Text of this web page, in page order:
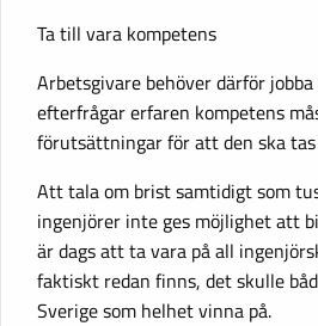
Ta till vara kompetens
Arbetsgivare behöver därför
efterfrågar erfaren kompetens
förutsättningar för att den ska
Att tala om brist samtidigt som
ingenjörer inte ges möjlighet att
är dags att ta vara på all
faktiskt redan finns, det skulle
Sverige som helhet vinna på.